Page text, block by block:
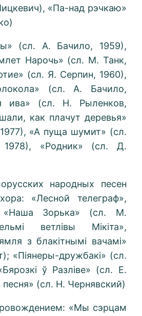
«Па-над рэчкаю»
(сл. А. Бачило, 1959),
Нарочь» (сл. М. Танк,
(сл. Я. Серпин, 1960),
(сл. А. Бачило,
ива» (сл. Н. Рыленков,
как плачут деревья»
«А пуща шумит» (сл.
1978), «Родник» (сл. Д.
народных песен
«Лесной телеграф»,
«Наша Зорька» (сл. М.
ветлівы Мікіта»,
з блакітнымі вачамі»
«Піянеры-дружбакі» (сл.
ў Разліве» (сл. Е.
(сл. Н. Чернявский)
«Мы сэрцам